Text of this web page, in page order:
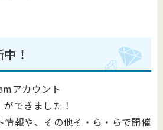
！
アカウント
できました！
情報や、その他そ・ら・らで開催